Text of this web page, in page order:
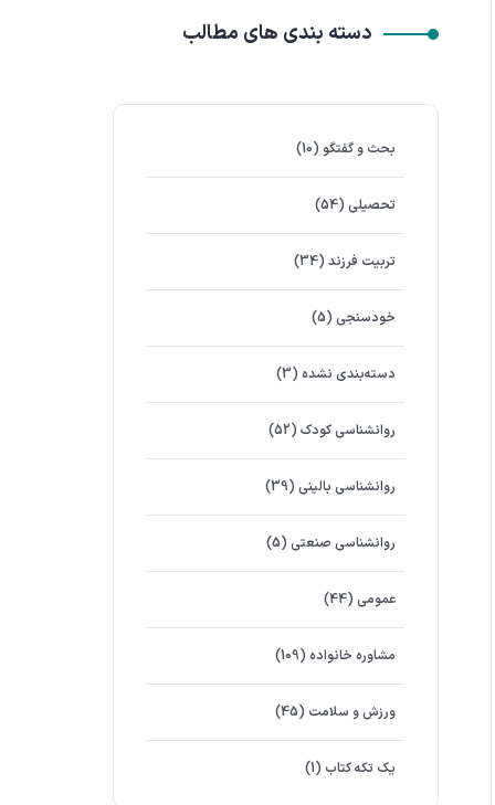
دسته بندی های مطالب
بحث و گفتگو (10)
تحصیلی (54)
تربیت فرزند (34)
خودسنجی (5)
دسته‌بندی نشده (3)
روانشناسي كودك (52)
روانشناسی بالینی (39)
روانشناسی صنعتی (5)
عمومی (44)
مشاوره خانواده (109)
ورزش و سلامت (45)
یک تکه کتاب (1)